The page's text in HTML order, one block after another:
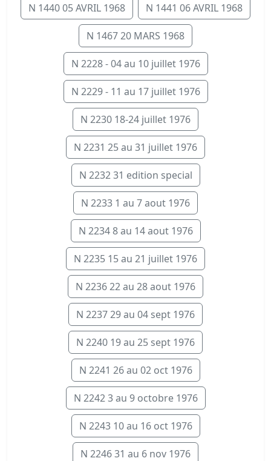
N 1440 05 AVRIL 1968 N 1441 06 AVRIL 1968
N 1467 20 MARS 1968
N 2228 - 04 au 10 juillet 1976
N 2229 - 11 au 17 juillet 1976
N 2230 18-24 juillet 1976
N 2231 25 au 31 juillet 1976
N 2232 31 edition special
N 2233 1 au 7 aout 1976
N 2234 8 au 14 aout 1976
N 2235 15 au 21 juillet 1976
N 2236 22 au 28 aout 1976
N 2237 29 au 04 sept 1976
N 2240 19 au 25 sept 1976
N 2241 26 au 02 oct 1976
N 2242 3 au 9 octobre 1976
N 2243 10 au 16 oct 1976
N 2246 31 au 6 nov 1976